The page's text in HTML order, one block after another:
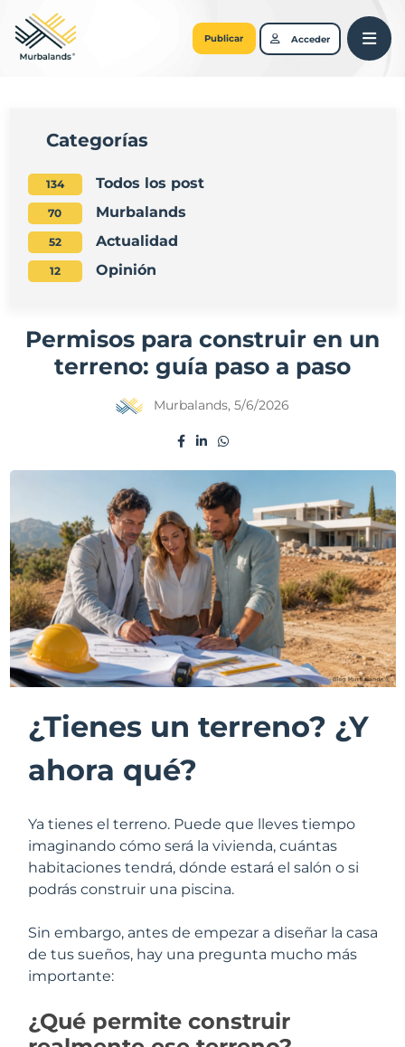
Publicar Acceder
Categorías
134 Todos los post
70 Murbalands
52 Actualidad
12 Opinión
Permisos para construir en un
terreno: guía paso a paso
Murbalands, 5/6/2026
¿Tienes un terreno? ¿Y
ahora qué?
Ya tienes el terreno. Puede que lleves tiempo
imaginando cómo será la vivienda, cuántas
habitaciones tendrá, dónde estará el salón o si
podrás construir una piscina.
Sin embargo, antes de empezar a diseñar la casa
de tus sueños, hay una pregunta mucho más
importante:
¿Qué permite construir